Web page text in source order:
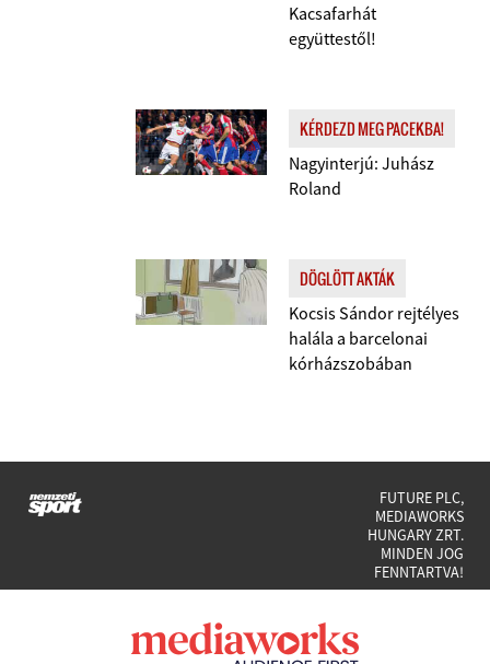
Kacsafarhát
együttestől!
KÉRDEZD MEG PACEKBA!
Nagyinterjú: Juhász
Roland
DÖGLÖTT AKTÁK
Kocsis Sándor rejtélyes
halála a barcelonai
kórházszobában
FUTURE PLC,
MEDIAWORKS
HUNGARY ZRT.
MINDEN JOG
FENNTARTVA!